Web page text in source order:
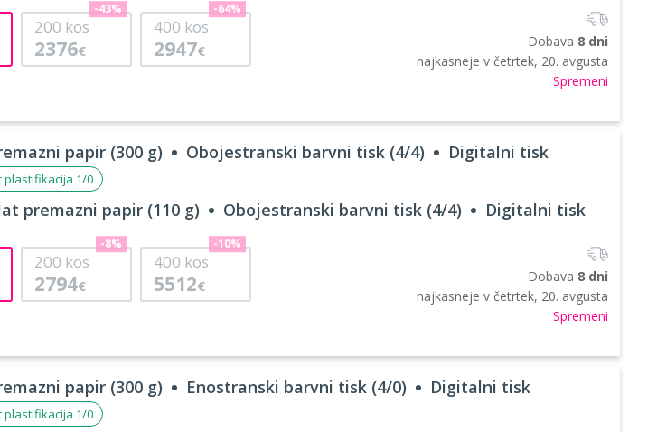
200 kos
2376€
-43%
400 kos
2947€
-64%
Dobava 8 dni
najkasneje v četrtek, 20. avgusta
Spremeni
papir (300 g) Obojestranski barvni tisk (4/4) Digitalni tisk
plastifikacija 1/0
premazni papir (110 g) Obojestranski barvni tisk (4/4) Digitalni tisk
200 kos
2794€
-8%
400 kos
5512€
-10%
Dobava 8 dni
najkasneje v četrtek, 20. avgusta
Spremeni
papir (300 g) Enostranski barvni tisk (4/0) Digitalni tisk
plastifikacija 1/0